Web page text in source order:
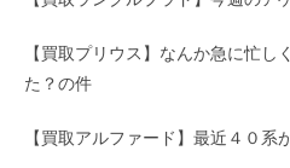
【買取プリウス】なんか急に忙し
た？の件
【買取アルファード】最近４０